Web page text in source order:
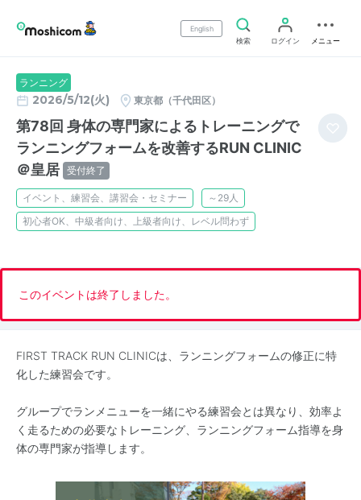
English
検索
ログイン メニュー
ランニング
2026/5/12(火) 東京都（千代田区）
第78回 身体の専門家によるトレーニングで
ランニングフォームを改善するRUN CLINIC
＠皇居 受付終了
イベント、練習会、講習会・セミナー
～29人
初心者OK、中級者向け、上級者向け、レベル問わず
このイベントは終了しました。
FIRST TRACK RUN CLINICは、ランニングフォームの修正に特
化した練習会です。
グループでランメニューを一緒にやる練習会とは異なり、効率よ
く走るための必要なトレーニング、ランニングフォーム指導を身
体の専門家が指導します。